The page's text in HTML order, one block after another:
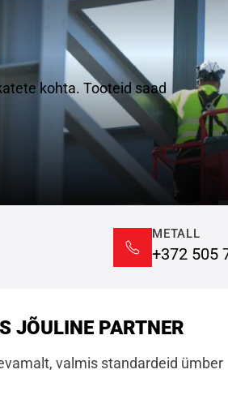
kohta. Tooteid saad
METALL
+372 505
JÕULINE PARTNER
valmis standardeid ümber